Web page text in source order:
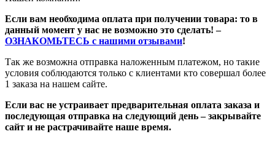
Если вам необходима оплата при получении товара: то в
данный момент у нас не возможно это сделать! –
ОЗНАКОМЬТЕСЬ с нашими отзывами!
Так же возможна отправка наложенным платежом, но такие
условия соблюдаются только с клиентами кто совершал более
1 заказа на нашем сайте.
Если вас не устраивает предварительная оплата заказа и
последующая отправка на следующий день – закрывайте
сайт и не растрачивайте наше время.